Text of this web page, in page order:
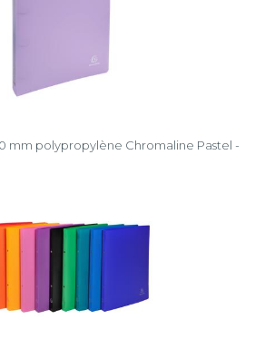
mm polypropylène Chromaline Pastel -